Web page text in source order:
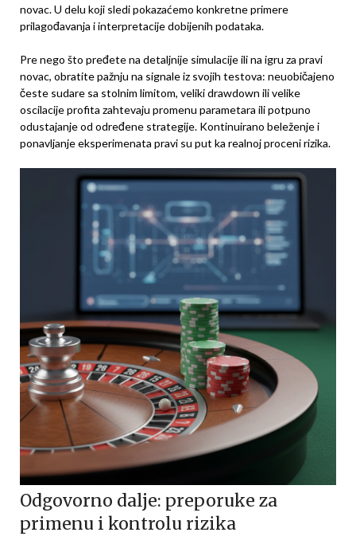
novac. U delu koji sledi pokazaćemo konkretne primere
prilagođavanja i interpretacije dobijenih podataka.
Pre nego što pređete na detaljnije simulacije ili na igru za pravi
novac, obratite pažnju na signale iz svojih testova: neuobičajeno
česte sudare sa stolnim limitom, veliki drawdown ili velike
oscilacije profita zahtevaju promenu parametara ili potpuno
odustajanje od određene strategije. Kontinuirano beleženje i
ponavljanje eksperimenata pravi su put ka realnoj proceni rizika.
Odgovorno dalje: preporuke za
primenu i kontrolu rizika